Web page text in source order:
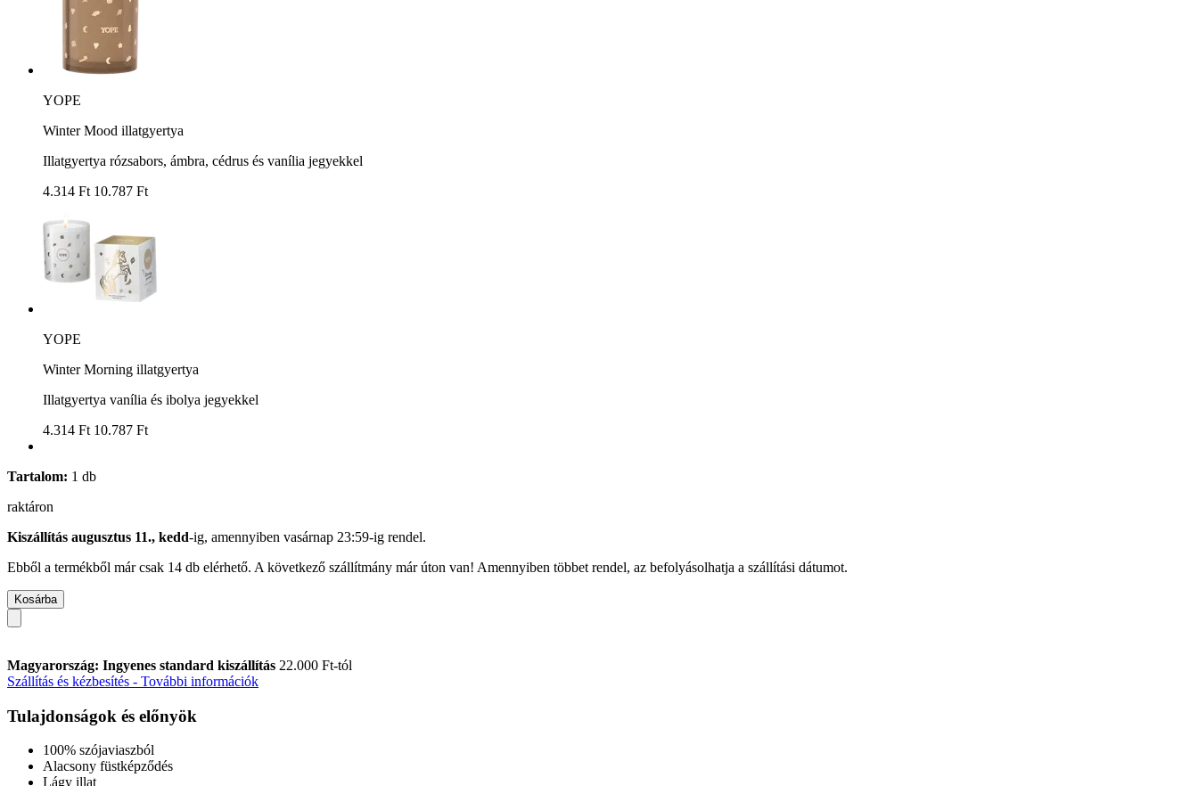
YOPE
Winter Mood illatgyertya
Illatgyertya rózsabors, ámbra, cédrus és vanília jegyekkel
4.314 Ft 10.787 Ft
YOPE
Winter Morning illatgyertya
Illatgyertya vanília és ibolya jegyekkel
4.314 Ft 10.787 Ft
Tartalom: 1 db
raktáron
Kiszállítás augusztus 11., kedd-ig, amennyiben vasárnap 23:59-ig rendel.
Ebből a termékből már csak 14 db elérhető. A következő szállítmány már úton van! Amennyiben többet rendel, az befolyásolhatja a szállítási dátumot.
Kosárba
Magyarország: Ingyenes standard kiszállítás 22.000 Ft-tól
Szállítás és kézbesítés - További információk
Tulajdonságok és előnyök
100% szójaviaszból
Alacsony füstképződés
Lágy illat